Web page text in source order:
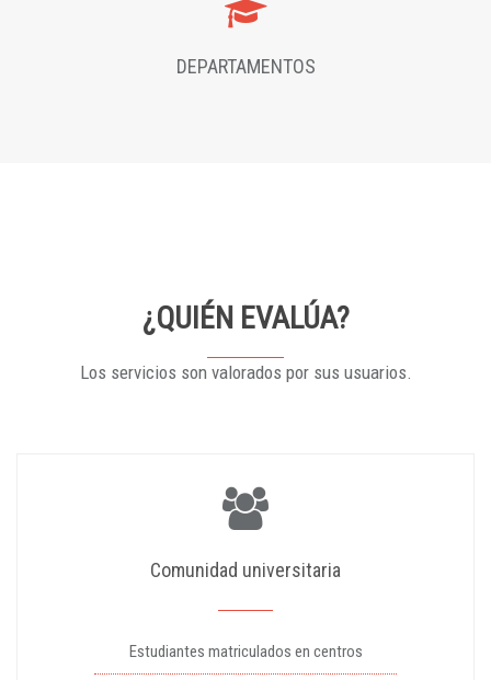
DEPARTAMENTOS
¿QUIÉN EVALÚA?
Los servicios son valorados por sus usuarios.
Comunidad universitaria
Estudiantes matriculados en centros